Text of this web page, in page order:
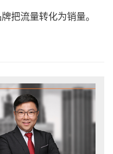
把流量转化为销量。